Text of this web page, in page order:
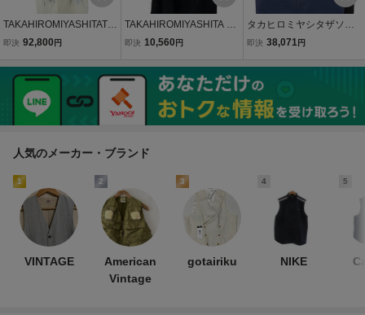
TAKAHIROMIYASHITATh
eSoloist. コート（その
シタザソロイスト 中古
古着
即決 92,800 円
TAKAHIROMIYASHITA Th
eSoloist.◆×Disney/20SS/
44/コットン/BLK/0031AS
S20//
即決 10,560 円
タカヒロミヤシタザソロ
イスト サイズ:46 sj.0018
イクルレザーベスト 中古
BS99
即決 38,071 円
人気のメーカー・ブランド
1
VINTAGE
2
American
Vintage
3
gotairiku
4
NIKE
5